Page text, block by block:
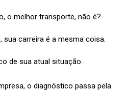
o melhor transporte, não é?
sua carreira é a mesma coisa.
de sua atual situação.
o diagnóstico passa pela